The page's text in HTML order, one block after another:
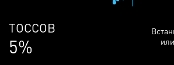
ЛЮДЕЙ
69%